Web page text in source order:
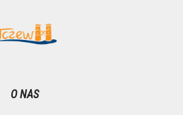
O NAS